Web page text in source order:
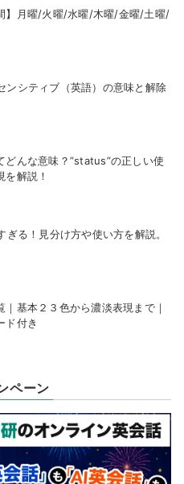
】月曜/火曜/水曜/木曜/金曜/土曜/
シティブ（英語）の意味と解除
どんな意味？”status”の正しい使
を解説！
ぎる！見分け方や使い方を解説。
｜基本２３色から濃淡表現まで｜
ド付き
ペーン